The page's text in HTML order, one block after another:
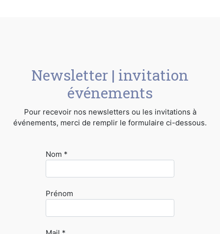
Newsletter | invitation
événements
Pour recevoir nos newsletters ou les invitations à
événements, merci de remplir le formulaire ci-dessous.
Nom *
Prénom